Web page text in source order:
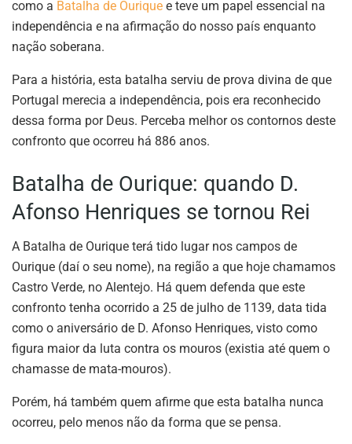
como a Batalha de Ourique e teve um papel essencial na
independência e na afirmação do nosso país enquanto
nação soberana.
Para a história, esta batalha serviu de prova divina de que
Portugal merecia a independência, pois era reconhecido
dessa forma por Deus. Perceba melhor os contornos deste
confronto que ocorreu há 886 anos.
Batalha de Ourique: quando D.
Afonso Henriques se tornou Rei
A Batalha de Ourique terá tido lugar nos campos de
Ourique (daí o seu nome), na região a que hoje chamamos
Castro Verde, no Alentejo. Há quem defenda que este
confronto tenha ocorrido a 25 de julho de 1139, data tida
como o aniversário de D. Afonso Henriques, visto como
figura maior da luta contra os mouros (existia até quem o
chamasse de mata-mouros).
Porém, há também quem afirme que esta batalha nunca
ocorreu, pelo menos não da forma que se pensa.